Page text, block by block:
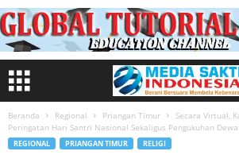
Beranda Regional Priangan Timur
Secara Virtual,
Peringatan Hari Santri Nasional Sekaligus Pengukuhan
REGIONAL PRIANGAN TIMUR RELIGI